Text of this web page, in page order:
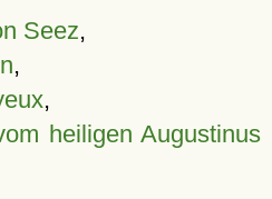
Seez,
,
,
heiligen Augustinus